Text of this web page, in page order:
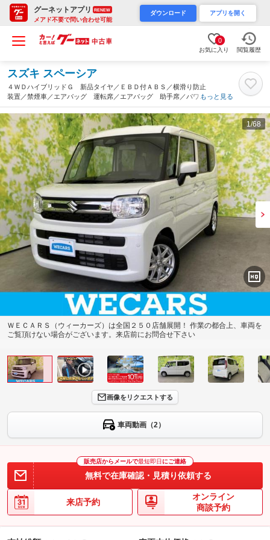
グーネットアプリ RENEW
メアド不要で問い合わせ可能
ダウンロード アプリを開く
0
お気に入り 閲覧履歴
スズキ スペーシア
４ＷＤハイブリッドＧ 新品タイヤ／ＥＢＤ付ＡＢＳ／横滑り防止
装置／禁煙車／エアバッグ 運転席／エアバッグ 助手席／パワー
ウインドウ／エンジンスタートボタン／オートライト／取扱説明書
／パワードアロック／デュアルエアバッグ（山梨県）
もっと見る
1/68
ＷＥＣＡＲＳ（ウィーカーズ）は全国２５０店舗展開！ 作業の都合上、車両を
ご覧頂けない場合がございます。来店前にお問合せ下さい
画像をリクエストする
車両動画（2）
販売店からメールで最短即日 にご連絡
無料で在庫確認・見積り依頼する
来店予約
オンライン
商談予約